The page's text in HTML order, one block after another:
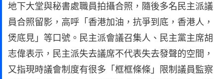
地下大堂與秘書處職員拍攝合照，隨後多名民主派議
員合照留影，高呼「香港加油，抗爭到底，香港人，
煲底見」等口號。民主派會議召集人、民主黨主席胡
志偉表示，民主派失去議席不代表失去發聲的空間，
又指現時議會制度有很多「框框條條」限制議員監察